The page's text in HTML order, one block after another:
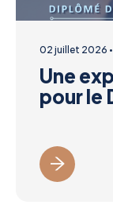
02 juillet 2026
Une
pour le